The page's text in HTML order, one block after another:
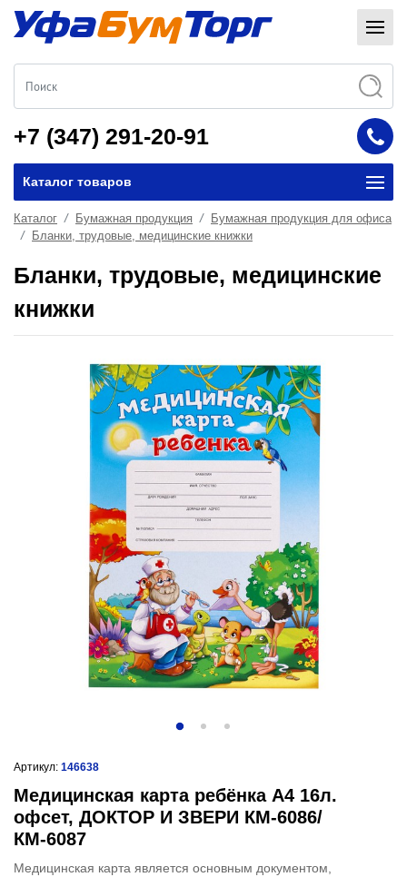
+7 (347) 291-20-91
Каталог товаров
Каталог Бумажная продукция
Бумажная продукция для офиса
Бланки, трудовые, медицинские книжки
Бланки, трудовые, медицинские
книжки
Артикул: 146638
Медицинская карта ребёнка А4 16л.
офсет, ДОКТОР И ЗВЕРИ КМ-6086/
КМ-6087
Медицинская карта является основным документом,